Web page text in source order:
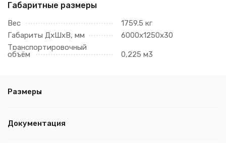
Габаритные размеры
Вес
1759.5 кг
Габариты ДхШхВ, мм
6000х1250х30
Транспортировочный
объём 0,225 м3
Размеры
Документация